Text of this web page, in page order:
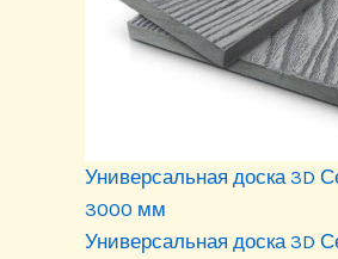
Универсальная доска 3D
3000 мм
Универсальная доска 3D